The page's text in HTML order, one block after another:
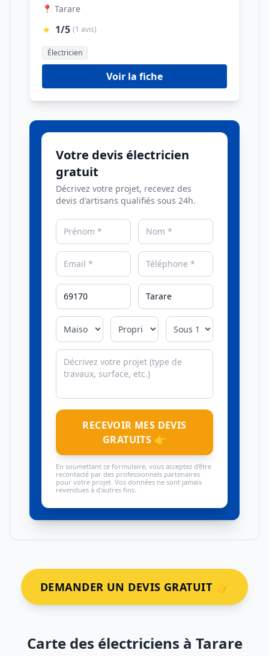
📍 Tarare
★ 1/5 (1 avis)
Électricien
Voir la fiche
Votre devis électricien
gratuit
Décrivez votre projet, recevez des
devis d'artisans qualifiés sous 24h.
RECEVOIR MES DEVIS
GRATUITS 👉
En soumettant ce formulaire, vous acceptez d'être
recontacté par des professionnels partenaires
pour votre projet. Vos données ne sont jamais
revendues à d'autres fins.
DEMANDER UN DEVIS GRATUIT 👉
Carte des électriciens à Tarare